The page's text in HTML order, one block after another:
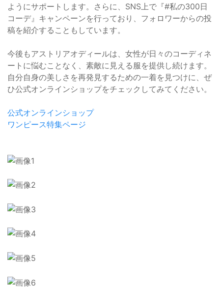
ようにサポートします。さらに、SNS上で『#私の300日
コーデ』キャンペーンを行っており、フォロワーからの投
稿を紹介することもしています。
今後もアストリアオディールは、女性が日々のコーディネ
ートに悩むことなく、素敵に見える服を提供し続けます。
自分自身の美しさを再発見するための一着を見つけに、ぜ
ひ公式オンラインショップをチェックしてみてください。
公式オンラインショップ
ワンピース特集ページ